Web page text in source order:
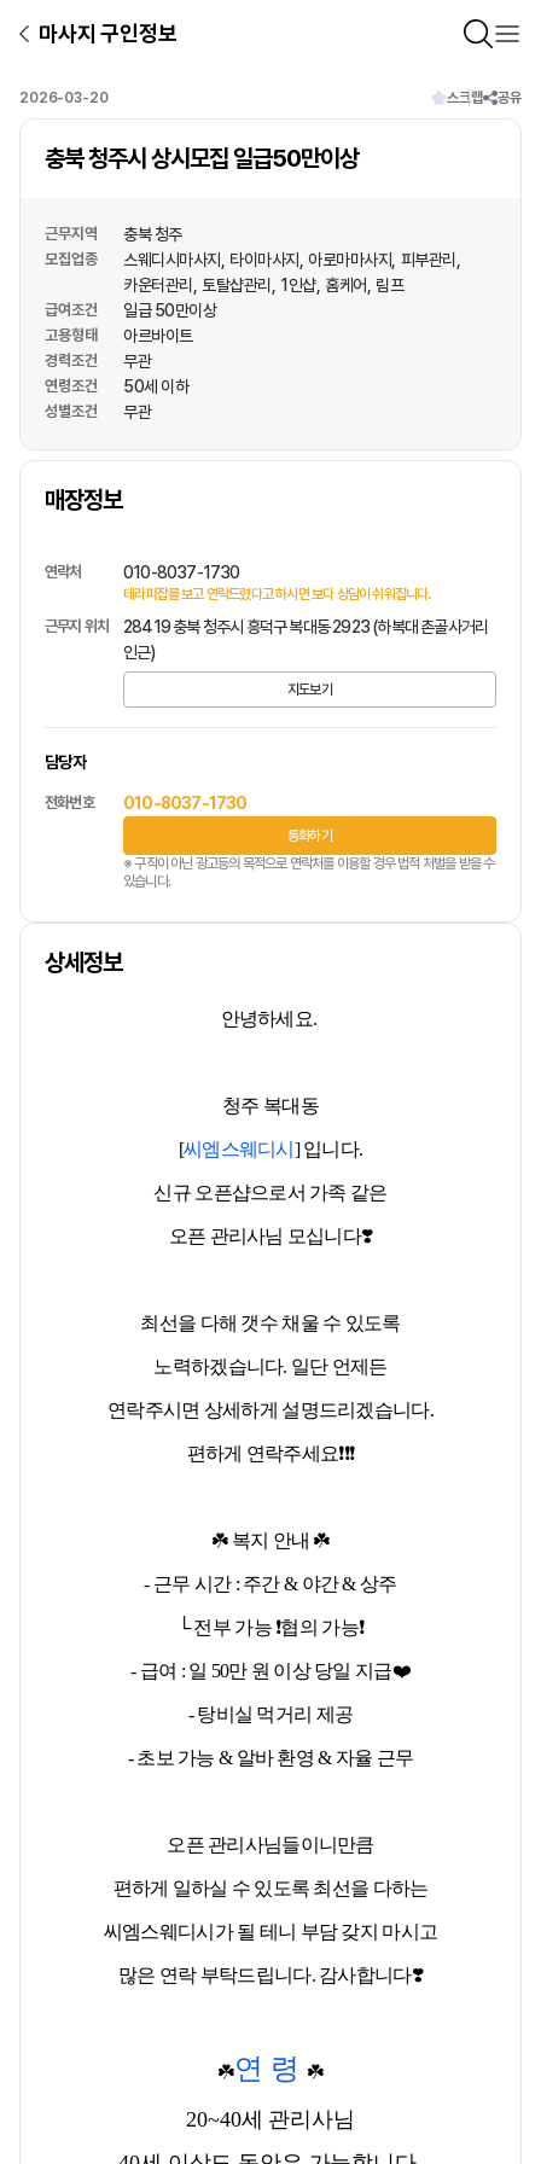
마사지 구인정보
2026-03-20 스크랩 공유
충북 청주시 상시모집 일급50만이상
근무지역 충북 청주
모집업종 스웨디시마사지 타이마사지 아로마마사지
피부관리
카운터관리
토탈샵관리 1인샵 홈케어 림프
급여조건 일급 50만이상
고용형태 아르바이트
경력조건 무관
연령조건 50세 이하
성별조건 무관
매장정보
상호명
연락처 010-8037-1730
테라피잡를 보고 연락드렸다고 하시면 보다 상담이 쉬워집니다.
근무지 위치
28419 충북 청주시 흥덕구 복대동 2923 (하복대 촌골사거리
인근)
지도보기
담당자
전화번호 010-8037-1730
통화하기
※ 구직이 아닌 광고등의 목적으로 연락처를 이용할 경우 법적 처벌을 받을 수
있습니다.
상세정보
안녕하세요.
청주 복대동
[씨엠스웨디시 ]입니다.
신규 오픈샵으로서 가족 같은
오픈 관리사님 모십니다❣️
최선을 다해 갯수 채울 수 있도록
노력하겠습니다. 일단 언제든
연락주시면 상세하게 설명드리겠습니다.
편하게 연락주세요❗❗❗
☘️ 복지 안내 ☘️
- 근무 시간 : 주간 & 야간 & 상주
└ 전부 가능 ❗협의 가능❗
- 급여 : 일 50만 원 이상 당일 지급❤️
- 탕비실 먹거리 제공
- 초보 가능 & 알바 환영 & 자율 근무
오픈 관리사님들이니만큼
편하게 일하실 수 있도록 최선을 다하는
씨엠스웨디시가 될 테니 부담 갖지 마시고
많은 연락 부탁드립니다. 감사합니다❣️
☘️연 령 ☘️
20~40세 관리사님